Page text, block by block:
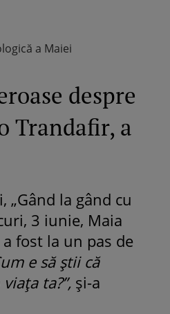
a Maiei
despre
Trandafir, a
la gând cu
3 iunie, Maia
fost la un pas de
e să știi că
ta?”, și-a